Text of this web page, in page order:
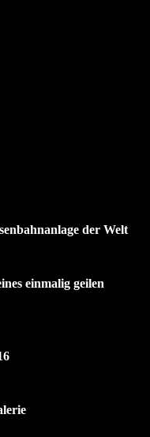
der Welt
einmalig geilen